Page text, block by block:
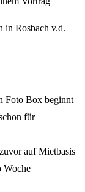
Foto Box beginnt
für
auf Mietbasis
Woche